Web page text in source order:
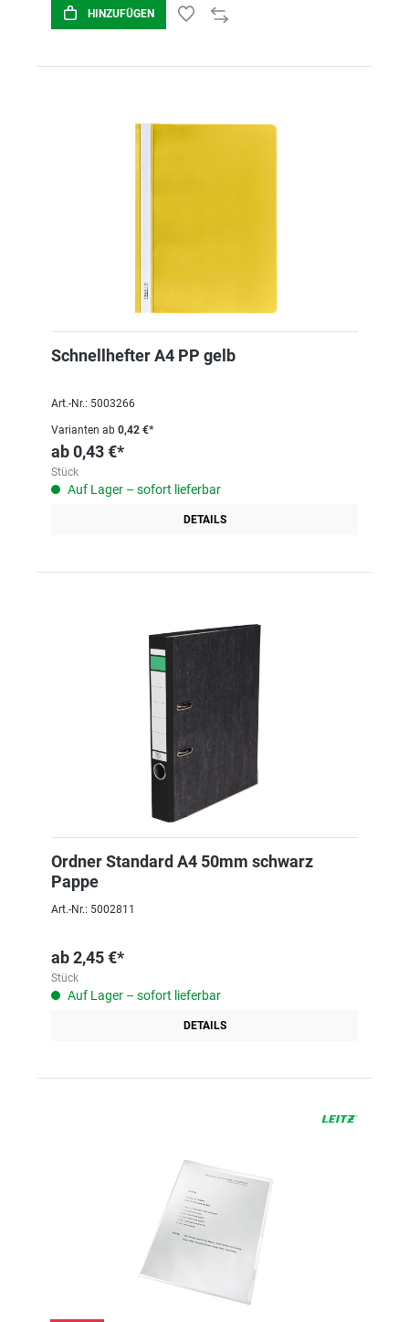
HINZUFÜGEN
Schnellhefter A4 PP gelb
Art.-Nr.: 5003266
Varianten ab 0,42 €*
ab0,43 €*
Stück
Auf Lager – sofort lieferbar
DETAILS
Ordner Standard A4 50mm schwarz
Pappe
Art.-Nr.: 5002811
ab2,45 €*
Stück
Auf Lager – sofort lieferbar
DETAILS